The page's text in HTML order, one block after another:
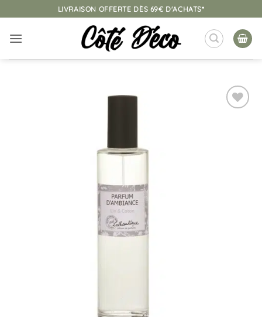
au
contenu
LIVRAISON OFFERTE DÈS 69€ D'ACHATS*